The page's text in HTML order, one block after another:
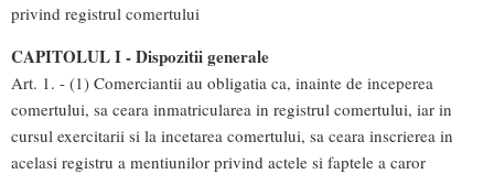
privind registrul comertului
CAPITOLUL I - Dispozitii generale
Art. 1. - (1) Comerciantii au obligatia ca, inainte de inceperea
comertului, sa ceara inmatricularea in registrul comertului, iar in
cursul exercitarii si la incetarea comertului, sa ceara inscrierea in
acelasi registru a mentiunilor privind actele si faptele a caror